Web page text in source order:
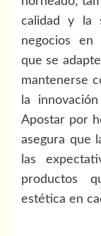
calidad y la
negocios en
que se
mantenerse
la
Apostar por
asegura que
las
productos
estética en